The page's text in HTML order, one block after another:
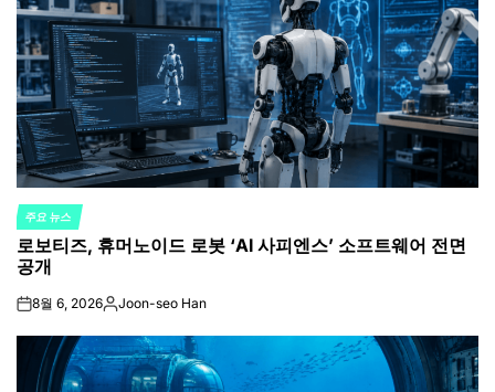
POSTED
IN
주요 뉴스
로보티즈, 휴머노이드 로봇 ‘AI 사피엔스’ 소프트웨어 전면
공개
on8월 6, 2026Posted
Joon-seo Han